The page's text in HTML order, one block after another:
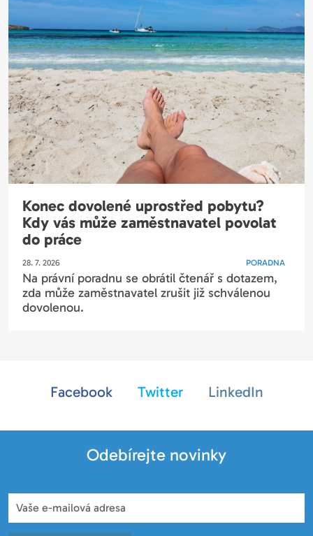
Konec dovolené uprostřed pobytu?
Kdy vás může zaměstnavatel povolat
do práce
28. 7. 2026 PORADNA
Na právní poradnu se obrátil čtenář s dotazem,
zda může zaměstnavatel zrušit již schválenou
dovolenou.
Facebook Twitter LinkedIn
Odebírejte novinky